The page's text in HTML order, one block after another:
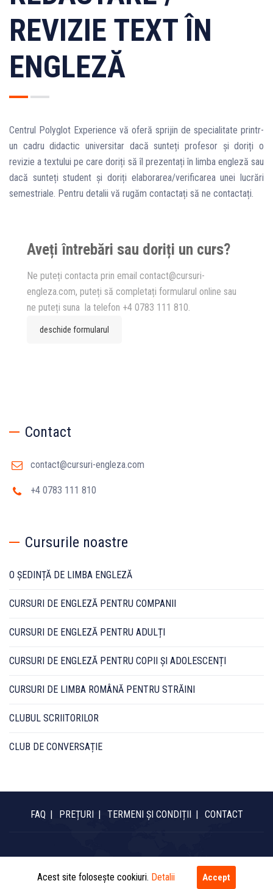
REVIZIE TEXT ÎN
ENGLEZĂ
Centrul Polyglot Experience vă oferă sprijin de specialitate printr-
un cadru didactic universitar dacă sunteți profesor și doriți o
revizie a textului pe care doriți să îl prezentați în limba engleză sau
dacă sunteți student și doriți elaborarea/verificarea unei lucrări
semestriale. Pentru detalii vă rugăm contactați să ne contactați.
Aveți întrebări sau doriți un curs?
Ne puteți contacta prin email contact@cursuri-
engleza.com, puteți să completați formularul online sau
ne puteți suna la telefon +4 0783 111 810.
deschide formularul
Contact
contact@cursuri-engleza.com
+4 0783 111 810
Cursurile noastre
O ȘEDINȚĂ DE LIMBA ENGLEZĂ
CURSURI DE ENGLEZĂ PENTRU COMPANII
CURSURI DE ENGLEZĂ PENTRU ADULȚI
CURSURI DE ENGLEZĂ PENTRU COPII ȘI ADOLESCENȚI
CURSURI DE LIMBA ROMÂNĂ PENTRU STRĂINI
CLUBUL SCRIITORILOR
CLUB DE CONVERSAȚIE
FAQ PREȚURI TERMENI ȘI CONDIȚII CONTACT
Copyright © 2020 Cursuri de limba engleză | cursuri-engleza.com.
All rights reserved.
Acest site folosește cookiuri. Detalii Accept